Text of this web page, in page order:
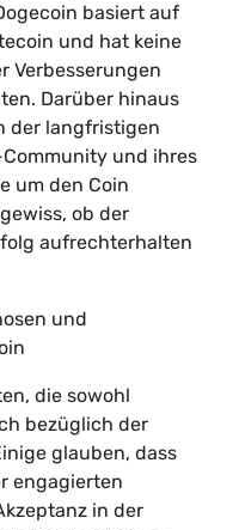
basiert auf
und hat keine
Verbesserungen
Darüber hinaus
der langfristigen
und ihres
um den Coin
ob der
aufrechterhalten
und
die sowohl
bezüglich der
glauben, dass
engagierten
in der